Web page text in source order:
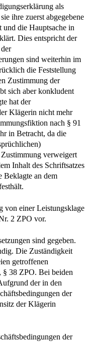
als
ihre zuerst abgegebene
die Hauptsache in
Dies entspricht der
sind weiterhin im
die Feststellung
Zustimmung der
sich aber konkludent
hat der
Klägerin nicht mehr
nach § 91
in Betracht, da die
verweigert
Inhalt des Schriftsatzes
Beklagte an dem
von einer Leistungsklage
2 ZPO vor.
sind gegeben.
Die Zuständigkeit
getroffenen
§ 38 ZPO. Bei beiden
der in den
der
der Klägerin
der